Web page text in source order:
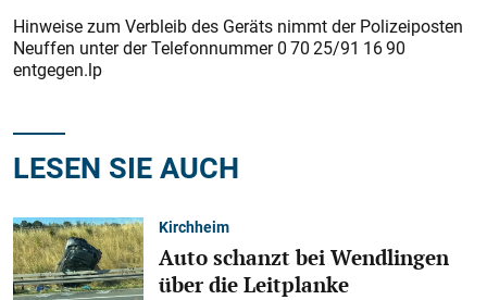
Hinweise zum Verbleib des Geräts nimmt der Polizeiposten
Neuffen unter der Telefonnummer 0 70 25/­91 16 90
entgegen.lp
LESEN SIE AUCH
Kirchheim
Auto schanzt bei Wendlingen
über die Leitplanke